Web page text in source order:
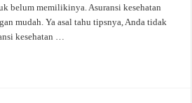
belum memilikinya. Asuransi kesehatan
mudah. Ya asal tahu tipsnya, Anda tidak
kesehatan …